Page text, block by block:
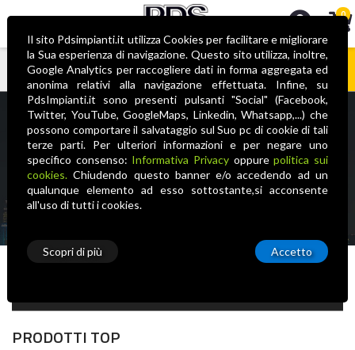
0
Nessun prodotto nel carrello
EZVIZ
PRODOTTI TOP
Il sito Pdsimpianti.it utilizza Cookies per facilitare e migliorare
la Sua esperienza di navigazione. Questo sito utilizza, inoltre,
Google Analytics per raccogliere dati in forma aggregata ed
anonima relativi alla navigazione effettuata. Infine, su
PdsImpianti.it sono presenti pulsanti "Social" (Facebook,
Twitter, YouTube, GoogleMaps, Linkedin, Whatsapp,...) che
possono comportare il salvataggio sul Suo pc di cookie di tali
terze parti. Per ulteriori informazioni e per negare uno
specifico consenso: Informativa Privacy oppurepolitica sui
cookies.Chiudendo questo banner e/o accedendo ad un
qualunque elemento ad esso sottostante,si acconsente
all'uso di tutti i cookies.
Scopri di più Accetto